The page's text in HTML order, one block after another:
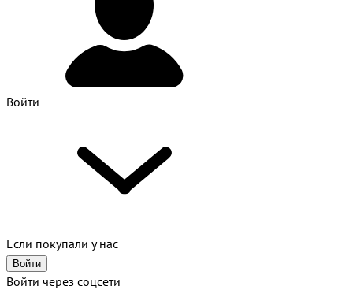
Войти
Если покупали у нас
Войти
Войти через соцсети